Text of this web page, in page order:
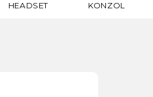
HEADSET KONZOL